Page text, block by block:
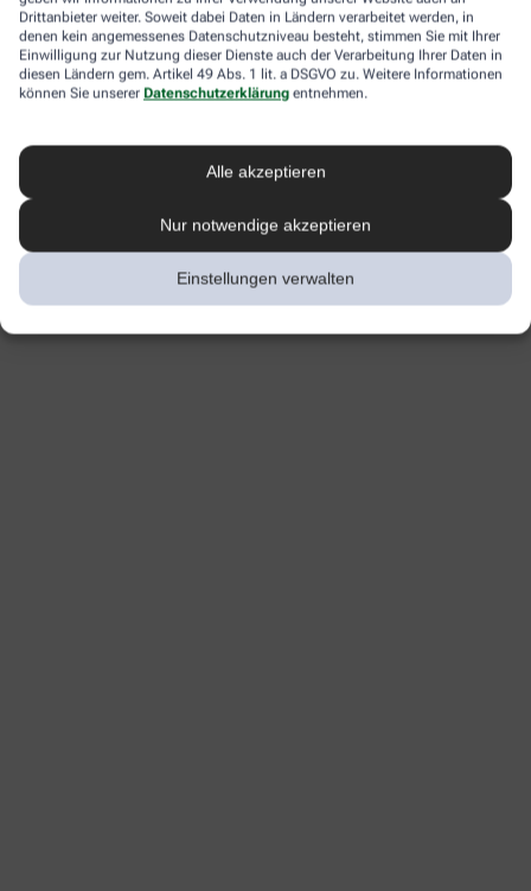
Drittanbieter weiter. Soweit dabei Daten in Ländern verarbeitet werden, in
denen kein angemessenes Datenschutzniveau besteht, stimmen Sie mit Ihrer
Einwilligung zur Nutzung dieser Dienste auch der Verarbeitung Ihrer Daten in
diesen Ländern gem. Artikel 49 Abs. 1 lit. a DSGVO zu. Weitere Informationen
können Sie unserer Datenschutzerklärung entnehmen.
Alle akzeptieren
Nur notwendige akzeptieren
Einstellungen verwalten